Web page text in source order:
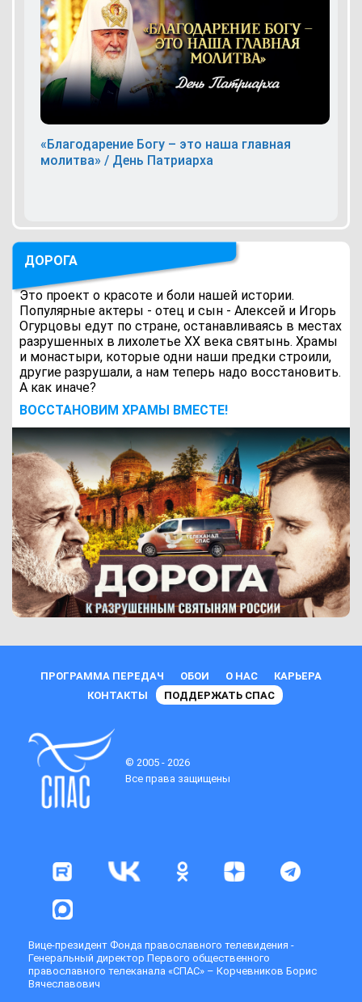
«Благодарение Богу – это наша главная
молитва» / День Патриарха
ДОРОГА
Это проект о красоте и боли нашей истории.
Популярные актеры - отец и сын - Алексей и Игорь
Огурцовы едут по стране, останавливаясь в местах
разрушенных в лихолетье ХХ века святынь. Храмы
и монастыри, которые одни наши предки строили,
другие разрушали, а нам теперь надо восстановить.
А как иначе?
ВОCСТАНОВИМ ХРАМЫ ВМЕСТЕ!
ПРОГРАММА ПЕРЕДАЧ ОБОИ О НАС
КАРЬЕРА
КОНТАКТЫ
ПОДДЕРЖАТЬ СПАС
© 2005 - 2026
Все права защищены
Вице-президент Фонда православного телевидения -
Генеральный директор Первого общественного
православного телеканала «СПАС» – Корчевников Борис
Вячеславович